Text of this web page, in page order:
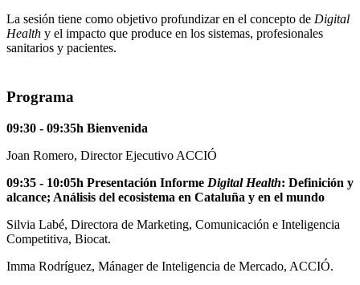
La sesión tiene como objetivo profundizar en el concepto de Digital
Health y el impacto que produce en los sistemas, profesionales
sanitarios y pacientes.
Programa
09:30 - 09:35h Bienvenida
Joan Romero, Director Ejecutivo ACCIÓ
09:35 - 10:05h Presentación Informe Digital Health: Definición y
alcance; Análisis del ecosistema en Cataluña y en el mundo
Silvia Labé, Directora de Marketing, Comunicación e Inteligencia
Competitiva, Biocat.
Imma Rodríguez, Mánager de Inteligencia de Mercado, ACCIÓ.